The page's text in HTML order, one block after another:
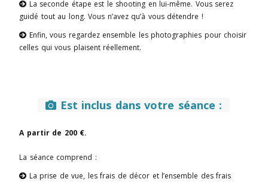
 La seconde étape est le shooting en lui-même. Vous serez
guidé tout au long. Vous n’avez qu’à vous détendre !
 Enfin, vous regardez ensemble les photographies pour choisir
celles qui vous plaisent réellement.
 Est inclus dans votre séance :
A partir de 200 €.
La séance comprend :
 La prise de vue, les frais de décor et l’ensemble des frais